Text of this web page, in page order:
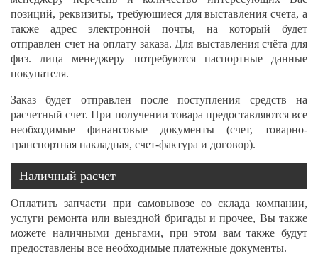
позиций, реквизиты, требующиеся для выставления счета, а
также адрес электронной почты, на который будет
отправлен счет на оплату заказа. Для выставления счёта для
физ. лица менеджеру потребуются паспортные данные
покупателя.
Заказ будет отправлен после поступления средств на
расчетный счет. При получении товара предоставляются все
необходимые финансовые документы (счет, товарно-
транспортная накладная, счет-фактура и договор).
Наличный расчет
Оплатить запчасти при самовывозе со склада компании,
услуги ремонта или выездной бригады и прочее, Вы также
можете наличными деньгами, при этом вам также будут
предоставлены все необходимые платежные документы.